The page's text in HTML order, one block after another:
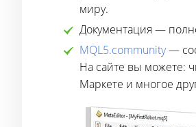
миру.
Документация —
MQL5.community—
На сайте вы можете:
Маркете и многое